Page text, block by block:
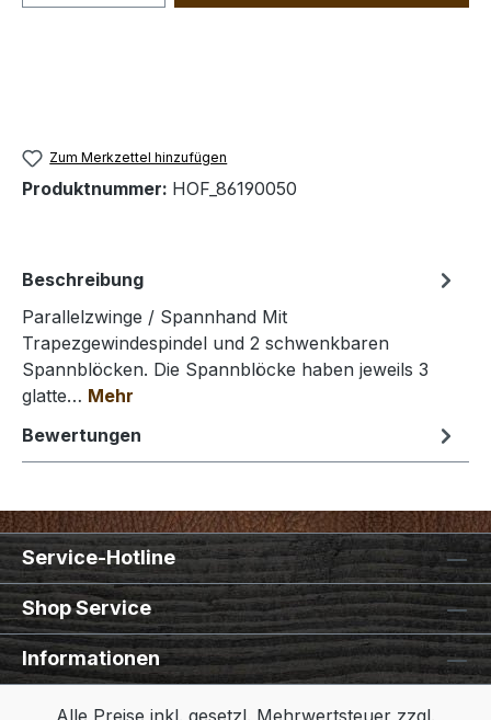
Zum Merkzettel hinzufügen
Produktnummer: HOF_86190050
Beschreibung
Parallelzwinge / Spannhand Mit
Trapezgewindespindel und 2 schwenkbaren
Spannblöcken. Die Spannblöcke haben jeweils 3
glatte… Mehr
Bewertungen
Service-Hotline
Shop Service
Informationen